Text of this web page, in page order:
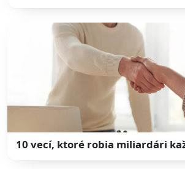
10 vecí, ktoré robia miliardári